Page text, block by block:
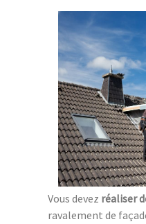
Vous devez réaliser
ravalement de